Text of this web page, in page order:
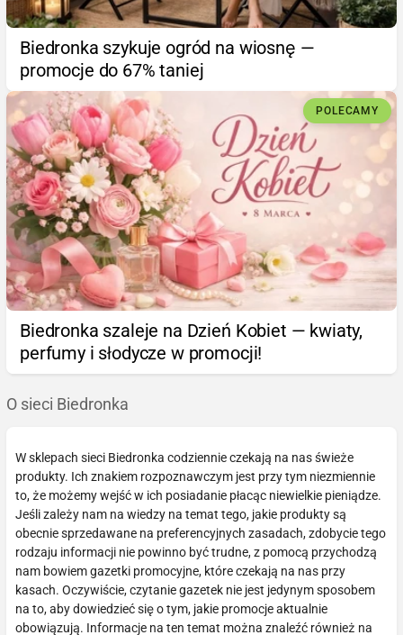
Biedronka szykuje ogród na wiosnę —
promocje do 67% taniej
POLECAMY
Biedronka szaleje na Dzień Kobiet — kwiaty,
perfumy i słodycze w promocji!
O sieci Biedronka
W sklepach sieci Biedronka codziennie czekają na nas świeże
produkty. Ich znakiem rozpoznawczym jest przy tym niezmiennie
to, że możemy wejść w ich posiadanie płacąc niewielkie pieniądze.
Jeśli zależy nam na wiedzy na temat tego, jakie produkty są
obecnie sprzedawane na preferencyjnych zasadach, zdobycie tego
rodzaju informacji nie powinno być trudne, z pomocą przychodzą
nam bowiem gazetki promocyjne, które czekają na nas przy
kasach. Oczywiście, czytanie gazetek nie jest jedynym sposobem
na to, aby dowiedzieć się o tym, jakie promocje aktualnie
obowiązują. Informacje na ten temat można znaleźć również na